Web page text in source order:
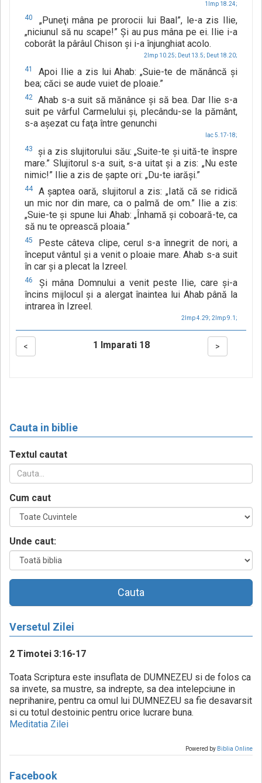
1Imp 18.24;
40
„Puneţi mâna pe prorocii lui Baal”, le-a zis Ilie,
„niciunul să nu scape!” Şi au pus mâna pe ei. Ilie i-a
coborât la pârâul Chison şi i-a înjunghiat acolo.
2Imp 10.25; Deut 13.5; Deut 18.20;
41
Apoi Ilie a zis lui Ahab: „Suie-te de mănâncă şi
bea; căci se aude vuiet de ploaie.”
42
Ahab s-a suit să mănânce şi să bea. Dar Ilie s-a
suit pe vârful Carmelului şi, plecându-se la pământ,
s-a aşezat cu faţa între genunchi
Iac 5.17-18;
43
şi a zis slujitorului său: „Suite-te şi uită-te înspre
mare.” Slujitorul s-a suit, s-a uitat şi a zis: „Nu este
nimic!” Ilie a zis de şapte ori: „Du-te iarăşi.”
44
A şaptea oară, slujitorul a zis: „Iată că se ridică
un mic nor din mare, ca o palmă de om.” Ilie a zis:
„Suie-te şi spune lui Ahab: „Înhamă şi coboară-te, ca
să nu te oprească ploaia.”
45
Peste câteva clipe, cerul s-a înnegrit de nori, a
început vântul şi a venit o ploaie mare. Ahab s-a suit
în car şi a plecat la Izreel.
46
Şi mâna Domnului a venit peste Ilie, care şi-a
încins mijlocul şi a alergat înaintea lui Ahab până la
intrarea în Izreel.
2Imp 4.29; 2Imp 9.1;
< 1 Imparati 18 >
Cauta in biblie
Textul cautat
Cum caut
Unde caut:
Cauta
Versetul Zilei
2 Timotei 3:16-17
Toata Scriptura este insuflata de DUMNEZEU si de folos ca
sa invete, sa mustre, sa indrepte, sa dea intelepciune in
neprihanire, pentru ca omul lui DUMNEZEU sa fie desavarsit
si cu totul destoinic pentru orice lucrare buna.
Meditatia Zilei
Powered by Biblia Online
Facebook